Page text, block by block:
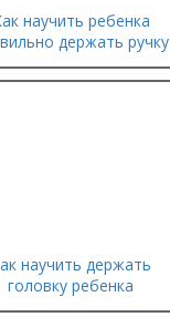
научить ребенка
держать ручку
научить держать
головку ребенка